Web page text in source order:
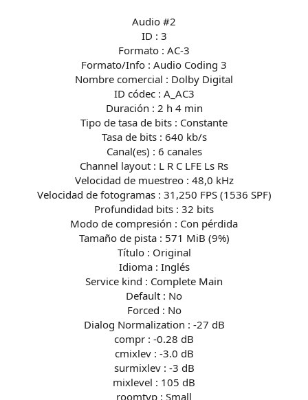
Audio #2
ID : 3
Formato : AC-3
Formato/Info : Audio Coding 3
Nombre comercial : Dolby Digital
ID códec : A_AC3
Duración : 2 h 4 min
Tipo de tasa de bits : Constante
Tasa de bits : 640 kb/s
Canal(es) : 6 canales
Channel layout : L R C LFE Ls Rs
Velocidad de muestreo : 48,0 kHz
Velocidad de fotogramas : 31,250 FPS (1536 SPF)
Profundidad bits : 32 bits
Modo de compresión : Con pérdida
Tamaño de pista : 571 MiB (9%)
Título : Original
Idioma : Inglés
Service kind : Complete Main
Default : No
Forced : No
Dialog Normalization : -27 dB
compr : -0.28 dB
cmixlev : -3.0 dB
surmixlev : -3 dB
mixlevel : 105 dB
roomtyp : Small